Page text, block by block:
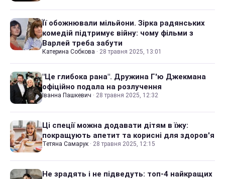
Її обожнювали мільйони. Зірка радянських
комедій підтримує війну: чому фільми з
Варлей треба забути
Катерина Собкова · 28 травня 2025, 13:01
"Це глибока рана". Дружина Г'ю Джекмана
офіційно подала на розлучення
Іванна Пашкевич · 28 травня 2025, 12:32
Ці спеції можна додавати дітям в їжу:
покращують апетит та корисні для здоров'я
Тетяна Самарук · 28 травня 2025, 12:15
Не зрадять і не підведуть: топ-4 найкращих